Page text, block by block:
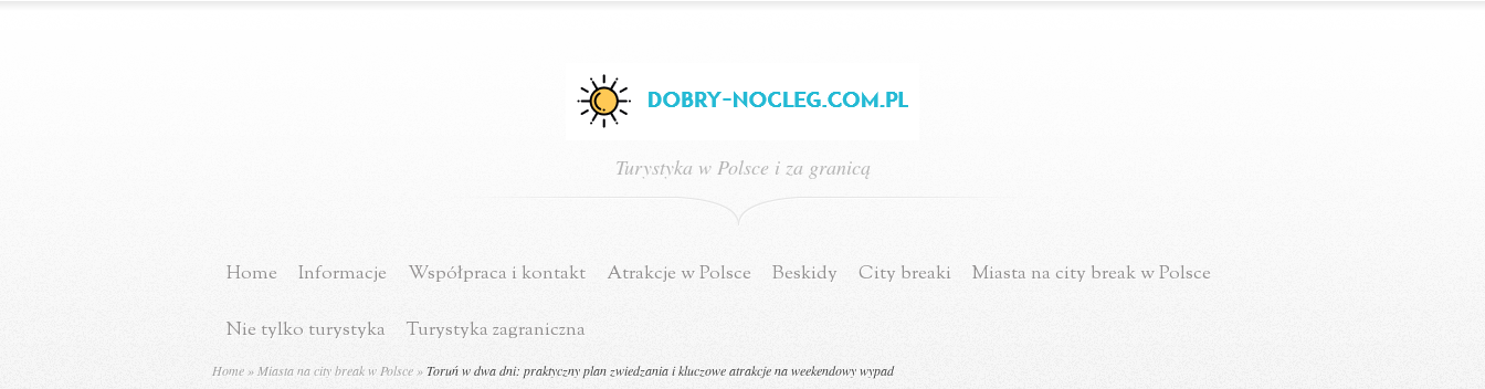
Turystyka w Polsce i za granicą
Home Informacje Współpraca i kontakt Atrakcje w Polsce Beskidy City breaki Miasta na city break w Polsce
Nie tylko turystyka Turystyka zagraniczna
Home » Miasta na city break w Polsce »Toruń w dwa dni: praktyczny plan zwiedzania i kluczowe atrakcje na weekendowy wypad